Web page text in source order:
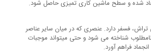
شده و سطح ماشین کاری تمیزی حاصل شود.
فسفر دارد. عنصری که در میان سایر عناصر
شناخته می شود و حتی میتواند موجبات
فراهم آورد.